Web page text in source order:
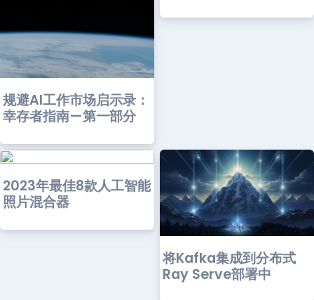
规避AI工作市场启示录：
幸存者指南—第一部分
2023年最佳8款人工智能
照片混合器
将Kafka集成到分布式
Ray Serve部署中